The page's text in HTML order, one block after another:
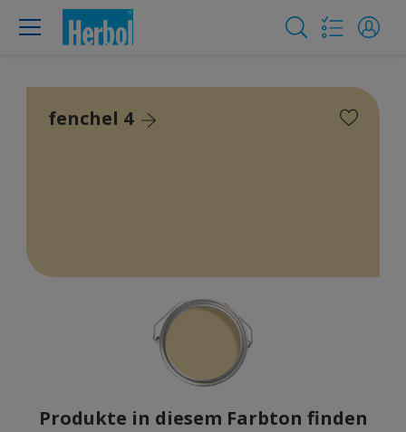
fenchel 4
Produkte in diesem Farbton finden